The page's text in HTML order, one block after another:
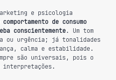
e psicologia
de consumo
conscientemente. Um tom
ou urgência; já tonalidades
calma e estabilidade.
são universais, pois o